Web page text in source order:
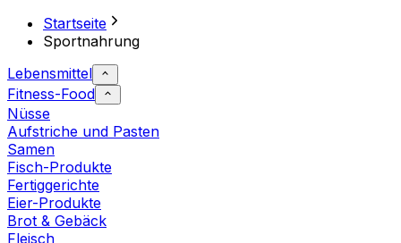
Startseite
Sportnahrung
Lebensmittel
Fitness-Food
Nüsse
Aufstriche und Pasten
Samen
Fisch-Produkte
Fertiggerichte
Eier-Produkte
Brot & Gebäck
Fleisch